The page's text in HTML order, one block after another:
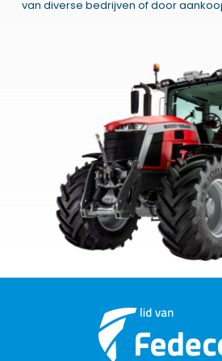
van diverse bedrijven of door